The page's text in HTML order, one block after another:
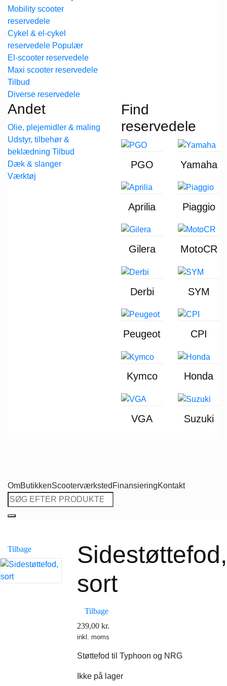
Mobility scooter
reservedele
Cykel & el-cykel
reservedele
El-scooter reservedele
Maxi scooter reservedele
Diverse reservedele
Andet
Olie, plejemidler & maling
Udstyr, tilbehør &
beklædning
Dæk & slanger
Værktøj
Find
reservedele
PGO Yamaha
Aprilia Piaggio
Gilera MotoCR
Derbi SYM
Peugeot CPI
Kymco Honda
VGA Suzuki
OmButikkenScooterværksted FinansieringKontakt
Søg
efter:
Tilbage
Sidestøttefod,
sort
Tilbage
239,00 kr.
inkl. moms
Støttefod til Typhoon og NRG
Ikke på lager